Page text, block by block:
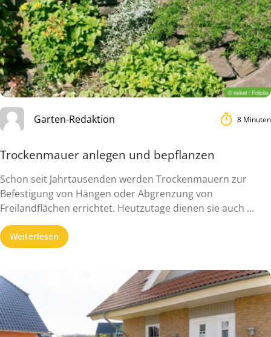
Garten-Redaktion 8 Minuten
Trockenmauer anlegen und bepflanzen
Schon seit Jahrtausenden werden Trockenmauern zur
Befestigung von Hängen oder Abgrenzung von
Freilandflächen errichtet. Heutzutage dienen sie auch ...
Weiterlesen